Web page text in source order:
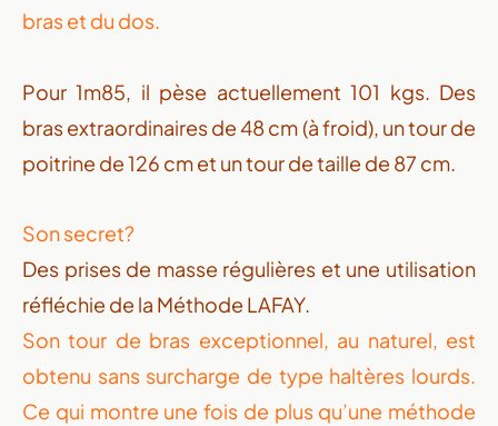
bras et du dos.
Pour 1m85, il pèse actuellement 101 kgs. Des
bras extraordinaires de 48 cm (à froid), un tour de
poitrine de 126 cm et un tour de taille de 87 cm.
Son secret?
Des prises de masse régulières et une utilisation
réfléchie de la Méthode LAFAY.
Son tour de bras exceptionnel, au naturel, est
obtenu sans surcharge de type haltères lourds.
Ce qui montre une fois de plus qu’une méthode